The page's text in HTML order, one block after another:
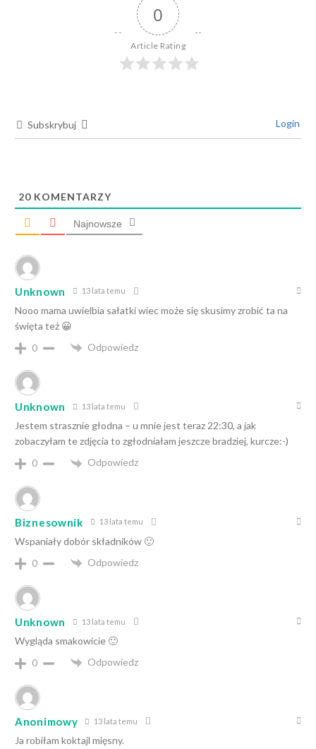
0
Article Rating
Subskrybuj Login
20 KOMENTARZY
Najnowsze
Unknown 13 lata temu
Nooo mama uwielbia sałatki wiec może się skusimy zrobić ta na
święta też 😀
0
Odpowiedz
Unknown 13 lata temu
Jestem strasznie głodna – u mnie jest teraz 22:30, a jak
zobaczyłam te zdjęcia to zgłodniałam jeszcze bradziej, kurcze:-)
0
Odpowiedz
Biznesownik 13 lata temu
Wspaniały dobór składników 🙂
0
Odpowiedz
Unknown 13 lata temu
Wygląda smakowicie 🙂
0
Odpowiedz
Anonimowy 13 lata temu
Ja robiłam koktajl mięsny.